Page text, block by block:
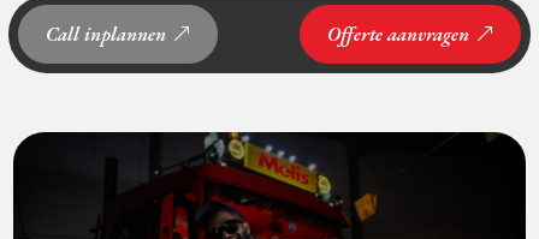
Call inplannen Offerte aanvragen